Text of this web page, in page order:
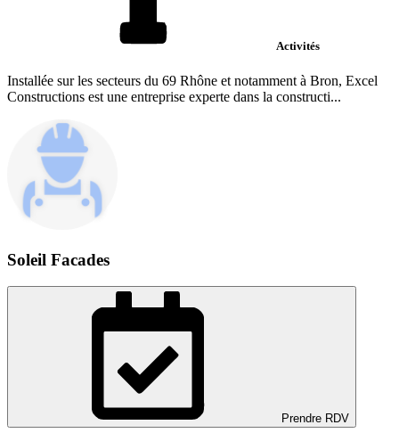
Activités
Installée sur les secteurs du 69 Rhône et notamment à Bron, Excel
Constructions est une entreprise experte dans la constructi...
Soleil Facades
Prendre RDV